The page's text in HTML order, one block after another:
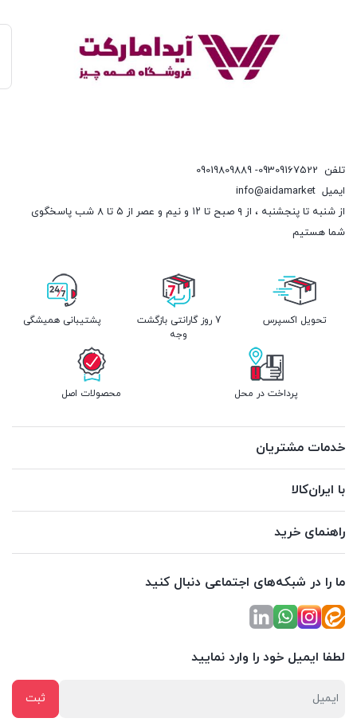
تلفن 09309167522- 09019809889
ایمیل info@aidamarket
از شنبه تا پنجشنبه ، از ۹ صبح تا ۱۲ و نیم و عصر از ۵ تا ۸ شب پاسخگوی
شما هستیم
تحویل اکسپرس
7 روز گارانتی بازگشت
وجه
پشتیبانی همیشگی
پرداخت در محل محصولات اصل
خدمات مشتریان
با ایران‌کالا
راهنمای خرید
ما را در شبکه‌های اجتماعی دنبال کنید
لطفا ایمیل خود را وارد نمایید